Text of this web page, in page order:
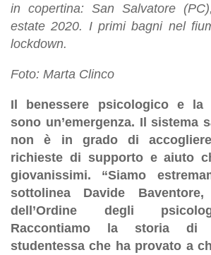
in copertina: San Salvatore
estate 2020. I primi bagni nel
lockdown.
Foto: Marta Clinco
Il benessere psicologico e la
sono un’emergenza. Il sistema
non è in grado di
richieste di supporto e aiuto
giovanissimi. “Siamo
sottolinea Davide Baventore,
dell’Ordine degli
Raccontiamo la storia di
studentessa che ha provato a